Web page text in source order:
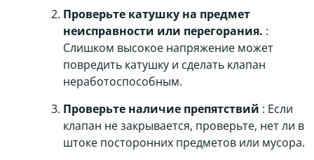
Проверьте катушку на предмет
неисправности или перегорания. :
Слишком высокое напряжение может
повредить катушку и сделать клапан
неработоспособным.
Проверьте наличие препятствий : Если
клапан не закрывается, проверьте, нет ли в
штоке посторонних предметов или мусора.